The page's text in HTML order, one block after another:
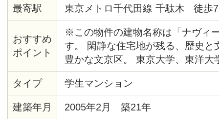
最寄駅 東京メトロ千代田線 千駄木 徒歩
おすすめ
ポイント
※この物件の建物名称は「ナヴィ
す。 閑静な住宅地が残る、歴史と
豊かな文京区。 東京大学、東洋大
手線も自転車圏内の人気エリアで
めのシンクに、その横にはまな板
ース。 さらに 2口コンロで使い勝
理好きの方には嬉しいですね！
タイプ 学生マンション
建築年月 2005年2月 築21年